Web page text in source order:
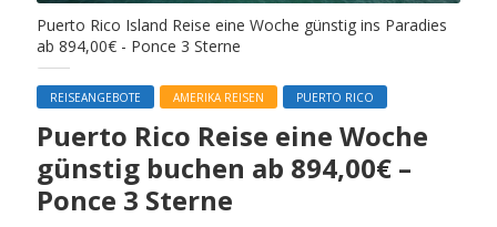
Puerto Rico Island Reise eine Woche günstig ins Paradies
ab 894,00€ - Ponce 3 Sterne
REISEANGEBOTE AMERIKA REISEN PUERTO RICO
Puerto Rico Reise eine Woche
günstig buchen ab 894,00€ –
Ponce 3 Sterne